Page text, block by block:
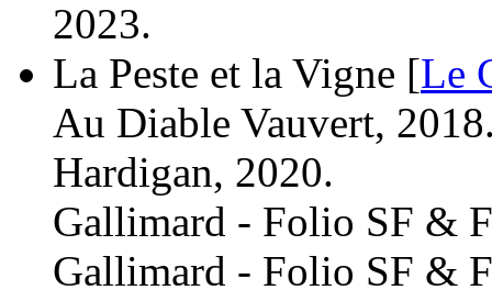
2023.
La Peste et la Vigne [Le
Au Diable Vauvert,
Hardigan, 2020.
Gallimard - Folio SF &
Gallimard - Folio SF &